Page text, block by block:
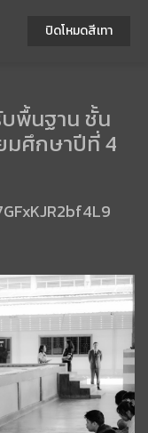
พื้นฐาน ชั้น
มศึกษาปีที่ 4
ปิดโหมดสีเทา